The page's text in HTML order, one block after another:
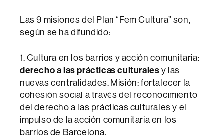
Las 9 misiones del Plan “Fem Cultura” son,
según se ha difundido:
1. Cultura en los barrios y acción comunitaria:
derecho a las prácticas culturalesy las
nuevas centralidades. Misión: fortalecer la
cohesión social a través del reconocimiento
del derecho a las prácticas culturales y el
impulso de la acción comunitaria en los
barrios de Barcelona.